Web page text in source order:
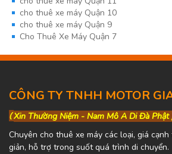
cho thuê xe máy Quận 10
cho thuê xe máy Quận 9
Cho Thuê Xe Máy Quận 7
CÔNG TY TNHH MOTOR
(Xin Thường Niệm - Nam Mô A Di Đà Phật
Chuyên cho thuê xe máy các loại, giá
giản, hỗ trợ trong suốt quá trình di chuyển.